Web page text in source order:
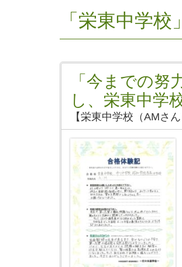
「栄東中学
「今までの
し、栄東中学
【栄東中学校（AMさん